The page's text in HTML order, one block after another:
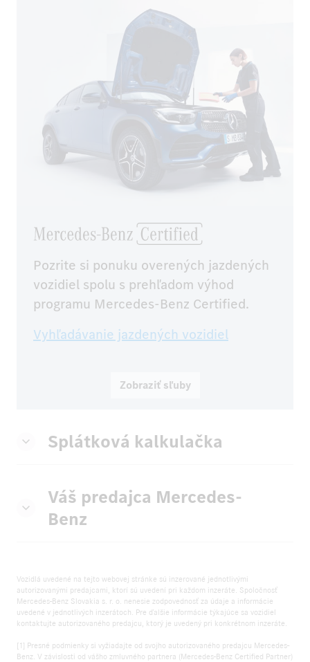
Pozrite si ponuku overených jazdených
vozidiel spolu s prehľadom výhod
programu Mercedes-Benz Certified.
Vyhľadávanie jazdených vozidiel
Zobraziť sľuby
Splátková kalkulačka
Váš predajca Mercedes-
Benz
Vozidlá uvedené na tejto webovej stránke sú inzerované jednotlivými
autorizovanými predajcami, ktorí sú uvedení pri každom inzeráte. Spoločnosť
Mercedes-Benz Slovakia s. r. o. nenesie zodpovednosť za údaje a informácie
uvedené v jednotlivých inzerátoch. Pre ďalšie informácie týkajúce sa vozidiel
kontaktujte autorizovaného predajcu, ktorý je uvedený pri konkrétnom inzeráte.
[1] Presné podmienky si vyžiadajte od svojho autorizovaného predajcu Mercedes-
Benz. V závislosti od vášho zmluvného partnera (Mercedes-Benz Certified Partner)